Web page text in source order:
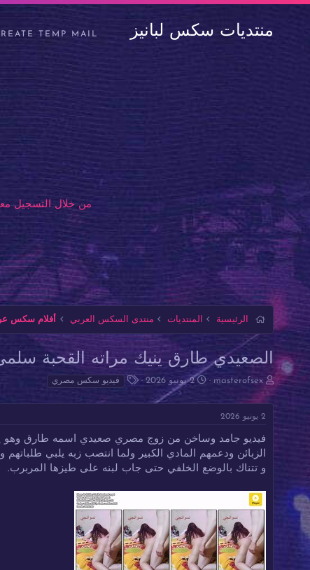
منتديات سكس لبانيز TEMP MAIL
من خلال التسجيل
الرئيسية المنتديات منتدى السكس العربي أفلام سكس
الصعيدي طارق ينيك مراته القحبة
ب
ا
د
ئ
ل
م
و
و
ع
masterofsex
ت
ا
ل
ب
ء
2 يونيو 2026
م
فيديو سكس مصري
2 يونيو 2026
فيديو جامد وساخن من زوج مصري صعيدي اسمه طارق وهو
الزبائن ودعمهم المادي الكبير ولما انتصب زبه يلبي
و تتناك بالوضع الخلفي حتى جاب لبنه على طيزها المربرب.